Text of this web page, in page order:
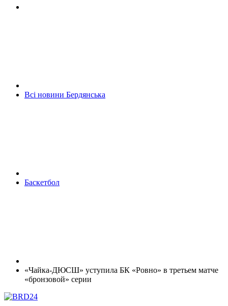
Всі новини Бердянська
Баскетбол
«Чайка-ДЮСШ» уступила БК «Ровно» в третьем матче
«бронзовой» серии